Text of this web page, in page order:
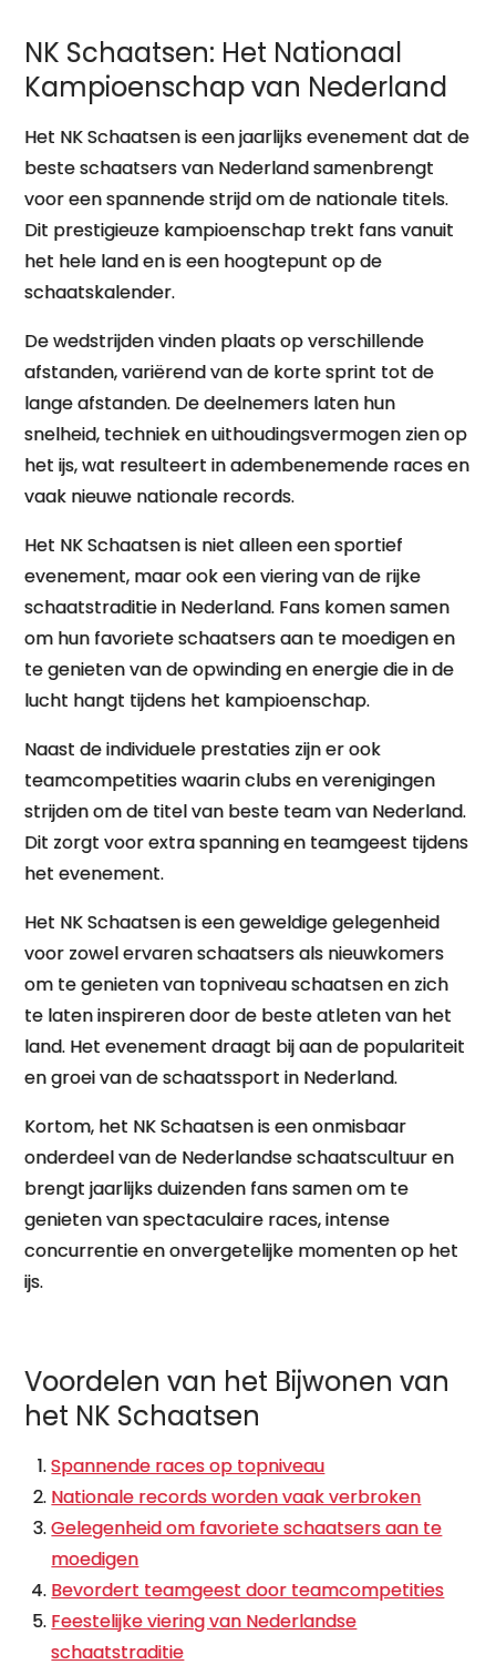
NK Schaatsen: Het Nationaal
Kampioenschap van Nederland
Het NK Schaatsen is een jaarlijks evenement dat de
beste schaatsers van Nederland samenbrengt
voor een spannende strijd om de nationale titels.
Dit prestigieuze kampioenschap trekt fans vanuit
het hele land en is een hoogtepunt op de
schaatskalender.
De wedstrijden vinden plaats op verschillende
afstanden, variërend van de korte sprint tot de
lange afstanden. De deelnemers laten hun
snelheid, techniek en uithoudingsvermogen zien op
het ijs, wat resulteert in adembenemende races en
vaak nieuwe nationale records.
Het NK Schaatsen is niet alleen een sportief
evenement, maar ook een viering van de rijke
schaatstraditie in Nederland. Fans komen samen
om hun favoriete schaatsers aan te moedigen en
te genieten van de opwinding en energie die in de
lucht hangt tijdens het kampioenschap.
Naast de individuele prestaties zijn er ook
teamcompetities waarin clubs en verenigingen
strijden om de titel van beste team van Nederland.
Dit zorgt voor extra spanning en teamgeest tijdens
het evenement.
Het NK Schaatsen is een geweldige gelegenheid
voor zowel ervaren schaatsers als nieuwkomers
om te genieten van topniveau schaatsen en zich
te laten inspireren door de beste atleten van het
land. Het evenement draagt bij aan de populariteit
en groei van de schaatssport in Nederland.
Kortom, het NK Schaatsen is een onmisbaar
onderdeel van de Nederlandse schaatscultuur en
brengt jaarlijks duizenden fans samen om te
genieten van spectaculaire races, intense
concurrentie en onvergetelijke momenten op het
ijs.
Voordelen van het Bijwonen van
het NK Schaatsen
Spannende races op topniveau
Nationale records worden vaak verbroken
Gelegenheid om favoriete schaatsers aan te
moedigen
Bevordert teamgeest door teamcompetities
Feestelijke viering van Nederlandse
schaatstraditie